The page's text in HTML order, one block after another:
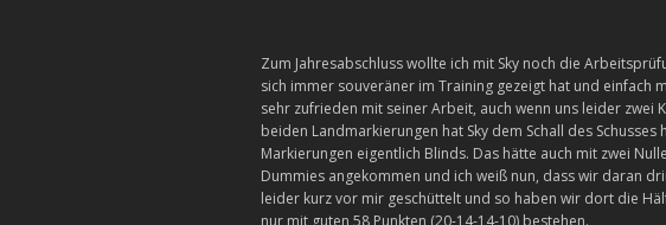
Zum Jahresabschluss wollte ich mit Sky noch die
sich immer souveräner im Training gezeigt hat und einfach
sehr zufrieden mit seiner Arbeit, auch wenn uns leider zwei
beiden Landmarkierungen hat Sky dem Schall des
Markierungen eigentlich Blinds. Das hätte auch mit zwei
Dummies angekommen und ich weiß nun, dass wir daran
leider kurz vor mir geschüttelt und so haben wir dort die
nur mit guten 58 Punkten (20-14-14-10) bestehen.